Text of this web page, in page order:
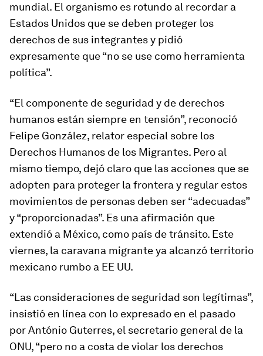
mundial. El organismo es rotundo al recordar a
Estados Unidos que se deben proteger los
derechos de sus integrantes y pidió
expresamente que “no se use como herramienta
política”.
“El componente de seguridad y de derechos
humanos están siempre en tensión”, reconoció
Felipe González, relator especial sobre los
Derechos Humanos de los Migrantes. Pero al
mismo tiempo, dejó claro que las acciones que se
adopten para proteger la frontera y regular estos
movimientos de personas deben ser “adecuadas”
y “proporcionadas”. Es una afirmación que
extendió a México, como país de tránsito. Este
viernes, la caravana migrante ya alcanzó territorio
mexicano rumbo a EE UU.
“Las consideraciones de seguridad son legítimas”,
insistió en línea con lo expresado en el pasado
por António Guterres, el secretario general de la
ONU, “pero no a costa de violar los derechos